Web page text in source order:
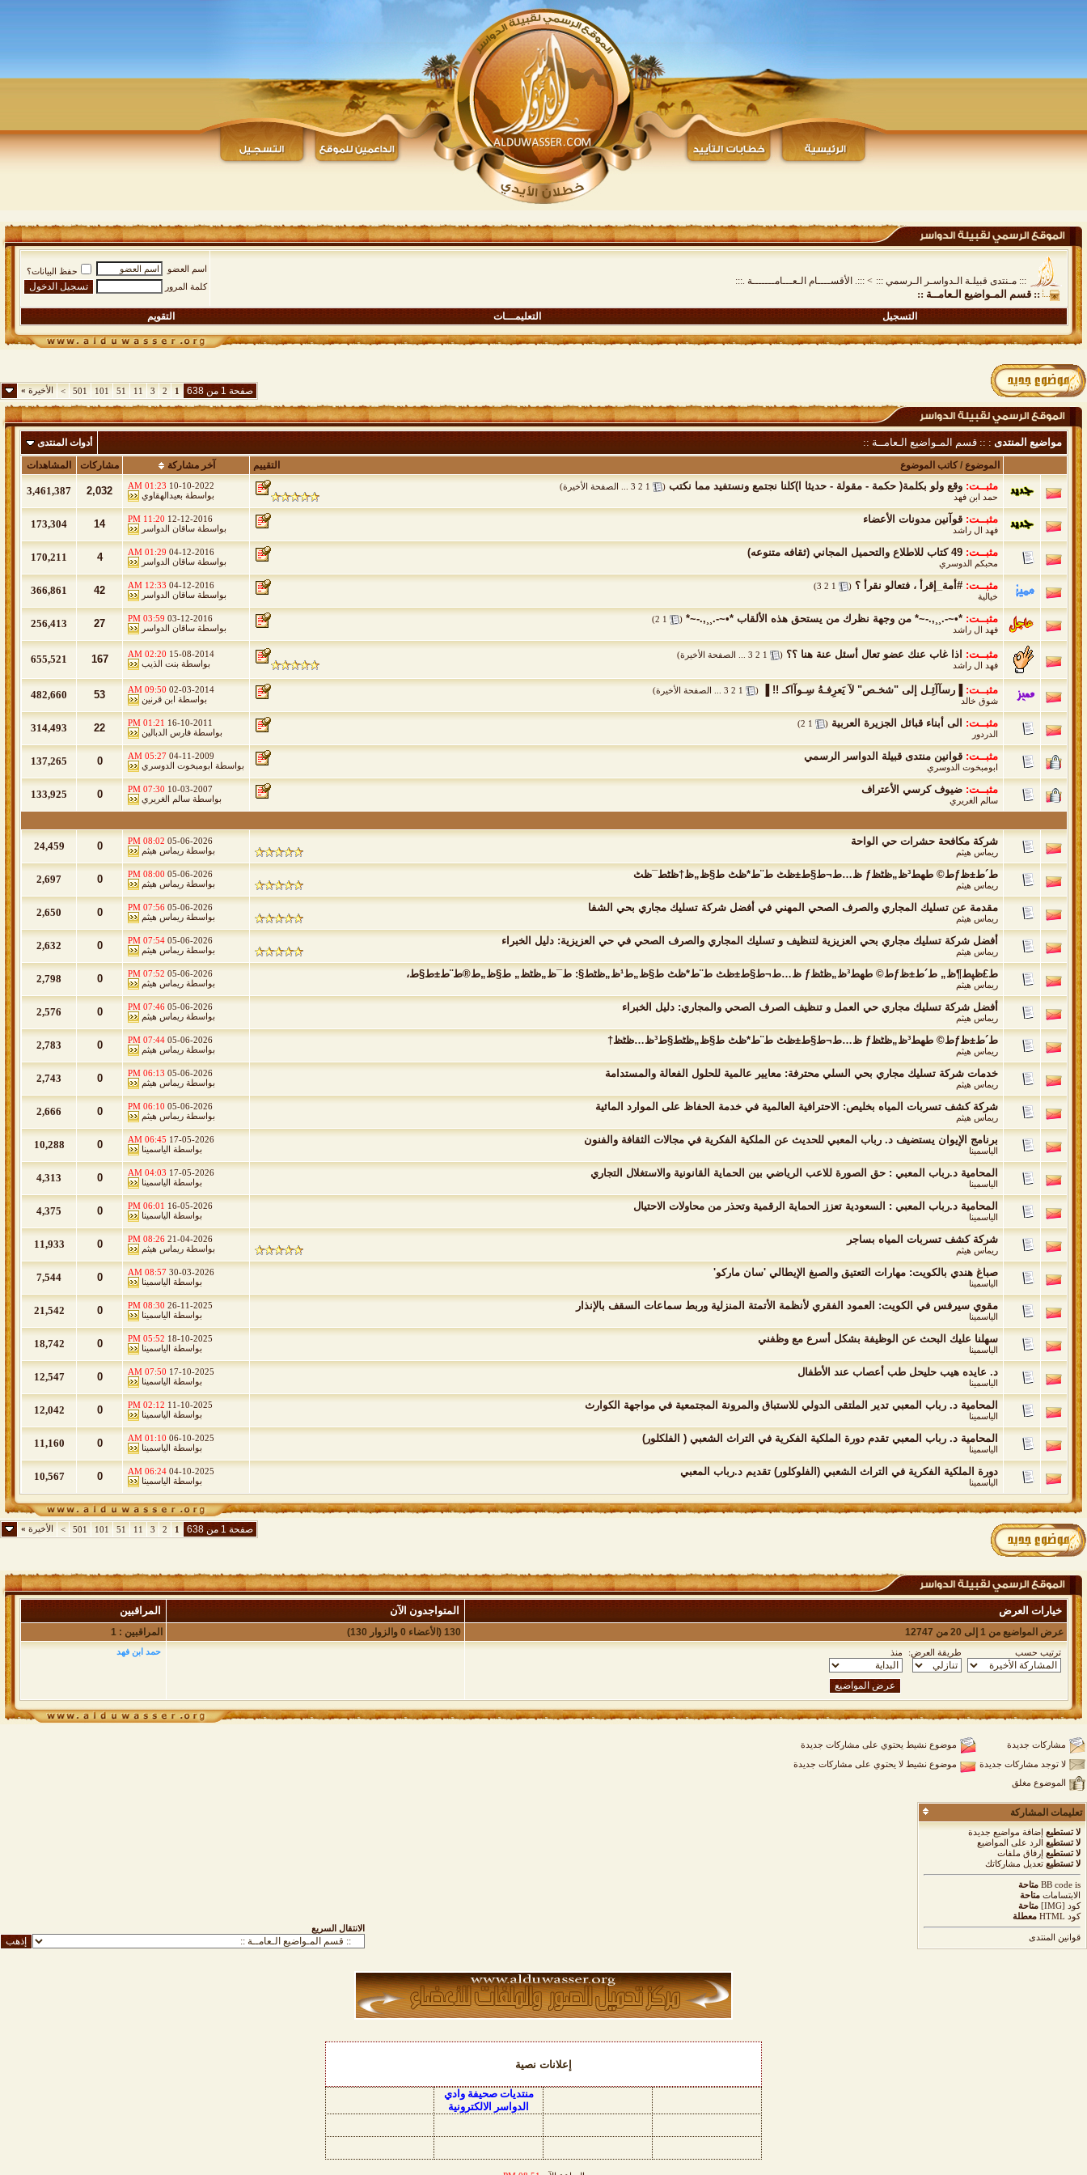
::: مـنتدى قبيلـة الـدواسـر الـرسمي ::: > :::. الأقســــام الـعـــامـــــــة .:::
:: قسم المـواضيع الـعامــة ::
اسم العضو
حفظ البيانات؟
كلمة المرور
التسجيل التعليمـــات التقويم
صفحة 1 من 638 1
2
3
11
51
101
501
> الأخيرة»
مواضيع المنتدى : :: قسم المـواضيع الـعامــة ::
أدوات المنتدى
التقييم
الموضوع /كاتب الموضوع آخر مشاركة مشاركات المشاهدات
مثبــت: وقع ولو بكلمة( حكمة - مقولة - حديثا ا)كلنا نجتمع ونستفيد مما نكتب (
1
2
3 الصفحة الأخيرة)
حمد ابن فهد
10-10-2022
01:23 AM
بواسطة بعيدالهقاوي 2,032
3,461,387
مثبــت: قوآنين مدونات الأعضاء
فهد ال راشد
12-12-2016
11:20 PM
بواسطة ساقان الدواسر 14
173,304
مثبــت: 49 كتاب للاطلاع والتحميل المجاني (ثقافه متنوعه)
محبكم الدوسري
04-12-2016
01:29 AM
بواسطة ساقان الدواسر 4
170,211
مثبــت: #أمة_إقرأ ، فتعالو نقرأ ؟ (
1
2
3
)
خيالية
04-12-2016
12:33 AM
بواسطة ساقان الدواسر 42
366,861
مثبــت: *•~-.¸¸,.-~* من وجهة نظرك من يستحق هذه الألقاب *•~-.¸¸,.-~* (
1
2
)
فهد ال راشد
03-12-2016
03:59 PM
بواسطة ساقان الدواسر 27
256,413
مثبــت: اذا غاب عنك عضو تعال أسئل عنة هنا ؟؟ (
1
2
3 الصفحة الأخيرة)
فهد ال راشد
15-08-2014
02:20 AM
بواسطة بنت الذيب 167
655,521
مثبــت: ▐رسآآئِـل إلى "شخـص" لآ يَعرِفـهُ سِـوآاكـ !! ▐ (
1
2
3 الصفحة الأخيرة)
شوق خالد
02-03-2014
09:50 AM
بواسطة ابن قرنين 53
482,660
مثبــت: الى أبناء قبائل الجزيرة العربية (
1
2
)
الدردور
16-10-2011
01:21 PM
بواسطة فارس الدبالين 22
314,493
مثبــت: قوانين منتدى قبيلة الدواسر الرسمي
ابومبخوت الدوسري
04-11-2009
05:27 AM
بواسطة ابومبخوت الدوسري 0
137,265
مثبــت: ضيوف كرسي الأعتراف
سالم الغريري
10-03-2007
07:30 PM
بواسطة سالم الغريري 0
133,925
شركة مكافحة حشرات حي الواحة
ريماس هيثم
05-06-2026
08:02 PM
بواسطة ريماس هيثم 0
24,459
ط´ط±ظƒط© طھط³ظ„ظٹظƒ ظ…ط¬ط§ط±ظٹ ط¨ط*ظٹ ط§ظ„ظ†ظٹط¯ظٹ
ريماس هيثم
05-06-2026
08:00 PM
بواسطة ريماس هيثم 0
2,697
مقدمة عن تسليك المجاري والصرف الصحي المهني في أفضل شركة تسليك مجاري بحي الشفا
ريماس هيثم
05-06-2026
07:56 PM
بواسطة ريماس هيثم 0
2,650
أفضل شركة تسليك مجاري بحي العزيزية لتنظيف و تسليك المجاري والصرف الصحي في حي العزيزية: دليل الخبراء
ريماس هيثم
05-06-2026
07:54 PM
بواسطة ريماس هيثم 0
2,632
ط£ظپط¶ظ„ ط´ط±ظƒط© طھط³ظ„ظٹظƒ ظ…ط¬ط§ط±ظٹ ط¨ط*ظٹ ط§ظ„ط¹ظ„ظٹط§: ط¯ظ„ظٹظ„ ط§ظ„ط®ط¨ط±ط§ط،
ريماس هيثم
05-06-2026
07:52 PM
بواسطة ريماس هيثم 0
2,798
أفضل شركة تسليك مجاري حي العمل و تنظيف الصرف الصحي والمجاري: دليل الخبراء
ريماس هيثم
05-06-2026
07:46 PM
بواسطة ريماس هيثم 0
2,576
ط´ط±ظƒط© طھط³ظ„ظٹظƒ ظ…ط¬ط§ط±ظٹ ط¨ط*ظٹ ط§ظ„ظٹط§ط³ظ…ظٹظ†
ريماس هيثم
05-06-2026
07:44 PM
بواسطة ريماس هيثم 0
2,783
خدمات شركة تسليك مجاري بحي السلي محترفة: معايير عالمية للحلول الفعالة والمستدامة
ريماس هيثم
05-06-2026
06:13 PM
بواسطة ريماس هيثم 0
2,743
شركة كشف تسربات المياه بخليص: الاحترافية العالمية في خدمة الحفاظ على الموارد المائية
ريماس هيثم
05-06-2026
06:10 PM
بواسطة ريماس هيثم 0
2,666
برنامج الإيوان يستضيف د. رباب المعبي للحديث عن الملكية الفكرية في مجالات الثقافة والفنون
الياسمينا
17-05-2026
06:45 AM
بواسطة الياسمينا 0
10,288
المحامية د.رباب المعبي : حق الصورة للاعب الرياضي بين الحماية القانونية والاستغلال التجاري
الياسمينا
17-05-2026
04:03 AM
بواسطة الياسمينا 0
4,313
المحامية د.رباب المعبي : السعودية تعزز الحماية الرقمية وتحذر من محاولات الاحتيال
الياسمينا
16-05-2026
06:01 PM
بواسطة الياسمينا 0
4,375
شركة كشف تسربات المياه بساجر
ريماس هيثم
21-04-2026
08:26 PM
بواسطة ريماس هيثم 0
11,933
صباغ هندي بالكويت: مهارات التعتيق والصبغ الإيطالي 'سان ماركو'
الياسمينا
30-03-2026
08:57 AM
بواسطة الياسمينا 0
7,544
مقوي سيرفس في الكويت: العمود الفقري لأنظمة الأتمتة المنزلية وربط سماعات السقف بالإنذار
الياسمينا
26-11-2025
08:30 PM
بواسطة الياسمينا 0
21,542
سهلنا عليك البحث عن الوظيفة بشكل أسرع مع وظفني
الياسمينا
18-10-2025
05:52 PM
بواسطة الياسمينا 0
18,742
د. عايده هيب حليحل طب أعصاب عند الأطفال
الياسمينا
17-10-2025
07:50 AM
بواسطة الياسمينا 0
12,547
المحامية د. رباب المعبي تدير الملتقى الدولي للاستباق والمرونة المجتمعية في مواجهة الكوارث
الياسمينا
11-10-2025
02:12 PM
بواسطة الياسمينا 0
12,042
المحامية د. رباب المعبي تقدم دورة الملكية الفكرية في التراث الشعبي ( الفلكلور)
الياسمينا
06-10-2025
01:10 AM
بواسطة الياسمينا 0
11,160
دورة الملكية الفكرية في التراث الشعبي (الفلوكلور) تقديم د.رباب المعبي
الياسمينا
04-10-2025
06:24 AM
بواسطة الياسمينا 0
10,567
صفحة 1 من 638 1
2
3
11
51
101
501
> الأخيرة»
خيارات العرض المتواجدون الآن المراقبين
عرض المواضيع من 1 إلى 20 من 12747 130 (الأعضاء 0 والزوار 130) المراقبين : 1
ترتيب حسب طريقة العرض: منذ حمد ابن فهد
مشاركات جديدة
موضوع نشيط يحتوي على مشاركات جديدة
لا توجد مشاركات جديدة
موضوع نشيط لا يحتوي على مشاركات جديدة
الموضوع مغلق
تعليمات المشاركة
لا تستطيع إضافة مواضيع جديدة
لا تستطيع الرد على المواضيع
لا تستطيع إرفاق ملفات
لا تستطيع تعديل مشاركاتك
BB code is
متاحة
الابتسامات متاحة
كود [IMG]
متاحة
كود HTML
معطلة
قوانين المنتدى
الانتقال السريع
إعلانات نصية
منتديات صحيفة وادي
الدواسر الالكترونية